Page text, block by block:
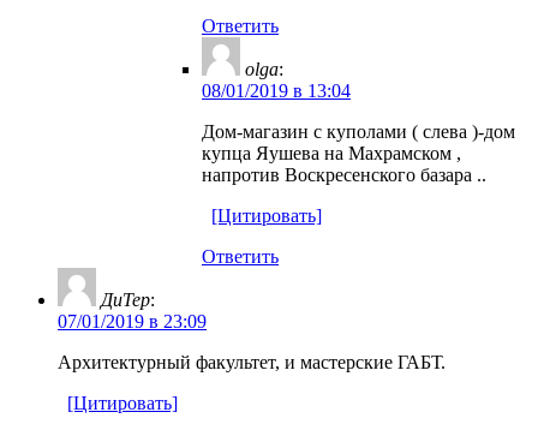
Ответить
olga:
08/01/2019 в 13:04
Дом-магазин с куполами ( слева )-дом
купца Яушева на Махрамском ,
напротив Воскресенского базара ..
[Цитировать]
Ответить
ДиТер:
07/01/2019 в 23:09
Архитектурный факультет, и мастерские ГАБТ.
[Цитировать]